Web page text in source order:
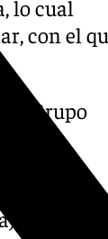
lo cual
con el
el Grupo
con el
y
los
y Lebrija